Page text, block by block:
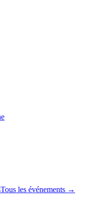
Tous les événements →